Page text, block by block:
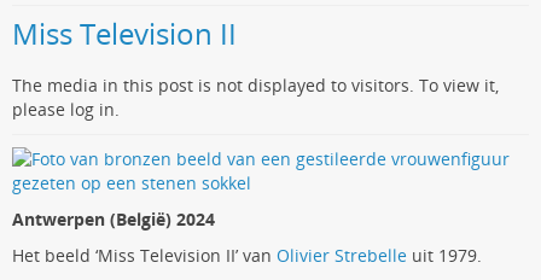
Miss Television II
The media in this post is not displayed to visitors. To view it,
please log in.
Antwerpen (België) 2024
Het beeld ‘Miss Television II’ van Olivier Strebelle uit 1979.